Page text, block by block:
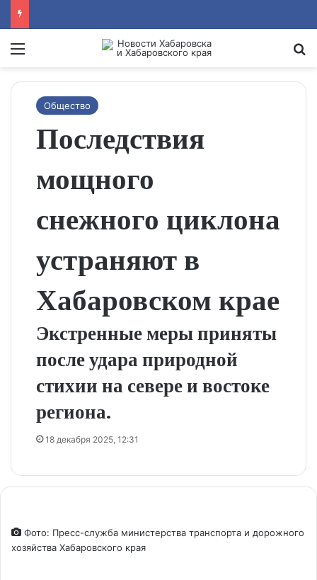
Menu
Общество
Последствия
мощного
снежного циклона
устраняют в
Хабаровском крае
Экстренные меры приняты
после удара природной
стихии на севере и востоке
региона.
18 декабря 2025, 12:31
Фото: Пресс-служба министерства транспорта и дорожного
хозяйства Хабаровского края